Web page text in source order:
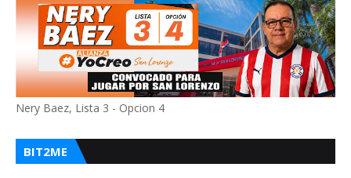
Nery Baez, Lista 3 - Opcion 4
BIT2ME